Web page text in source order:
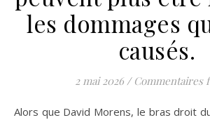
les dommages
causés.
2 mai 2026 / Commentaires
Alors que David Morens, le bras droit du Dr Anthony Fauci,